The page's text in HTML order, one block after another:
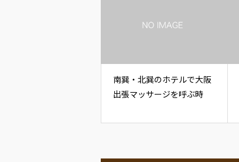
南巽・北巽のホテルで大阪
出張マッサージを呼ぶ時